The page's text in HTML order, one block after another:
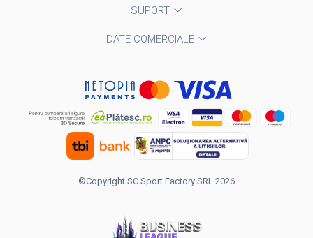
SUPORT
DATE COMERCIALE
©Copyright SC Sport Factory SRL 2026